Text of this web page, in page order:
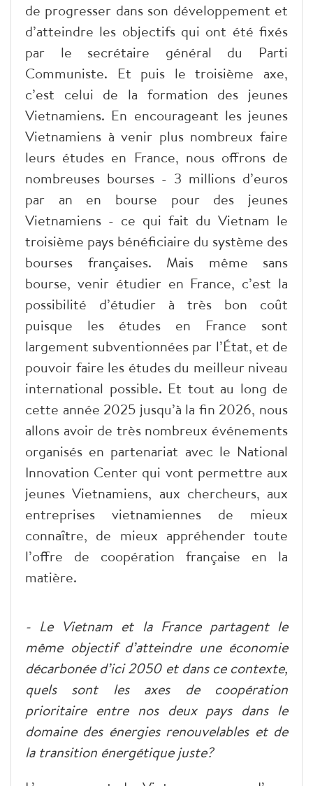
de progresser dans son développement et
d’atteindre les objectifs qui ont été fixés
par le secrétaire général du Parti
Communiste. Et puis le troisième axe,
c’est celui de la formation des jeunes
Vietnamiens. En encourageant les jeunes
Vietnamiens à venir plus nombreux faire
leurs études en France, nous offrons de
nombreuses bourses - 3 millions d’euros
par an en bourse pour des jeunes
Vietnamiens - ce qui fait du Vietnam le
troisième pays bénéficiaire du système des
bourses françaises. Mais même sans
bourse, venir étudier en France, c’est la
possibilité d’étudier à très bon coût
puisque les études en France sont
largement subventionnées par l’État, et de
pouvoir faire les études du meilleur niveau
international possible. Et tout au long de
cette année 2025 jusqu’à la fin 2026, nous
allons avoir de très nombreux événements
organisés en partenariat avec le National
Innovation Center qui vont permettre aux
jeunes Vietnamiens, aux chercheurs, aux
entreprises vietnamiennes de mieux
connaître, de mieux appréhender toute
l’offre de coopération française en la
matière.
- Le Vietnam et la France partagent le
même objectif d’atteindre une économie
décarbonée d’ici 2050 et dans ce contexte,
quels sont les axes de coopération
prioritaire entre nos deux pays dans le
domaine des énergies renouvelables et de
la transition énergétique juste?